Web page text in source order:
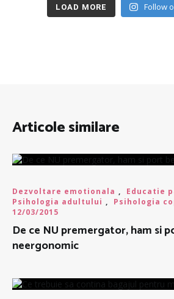
LOAD MORE Follow
Articole similare
Dezvoltare emotionala , Educatie
Psihologia adultului ,
Psihologia
12/03/2015
De ce NU premergator, ham si
neergonomic